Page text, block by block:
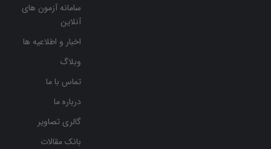
سامانه آزمون های
آنلاین
اخبار و اطلاعیه ها
وبلاگ
تماس با ما
درباره ما
گالری تصاویر
بانک مقالات